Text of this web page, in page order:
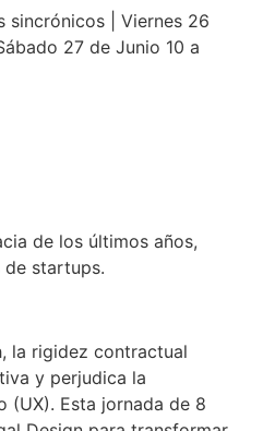
sincrónicos | Viernes 26
27 de Junio 10 a
de los últimos años,
startups.
la rigidez contractual
y perjudica la
(UX). Esta jornada de 8